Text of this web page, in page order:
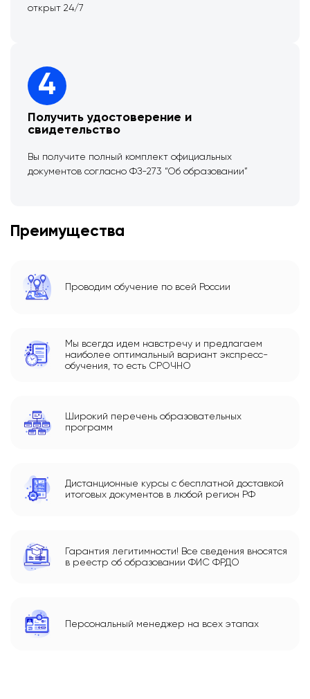
открыт 24/7
4
Получить удостоверение и
свидетельство
Вы получите полный комплект официальных
документов согласно ФЗ-273 “Об образовании”
Преимущества
Проводим обучение по всей России
Мы всегда идем навстречу и предлагаем
наиболее оптимальный вариант экспресс-
обучения, то есть СРОЧНО
Широкий перечень образовательных
программ
Дистанционные курсы с бесплатной доставкой
итоговых документов в любой регион РФ
Гарантия легитимности! Все сведения вносятся
в реестр об образовании ФИС ФРДО
Персональный менеджер на всех этапах